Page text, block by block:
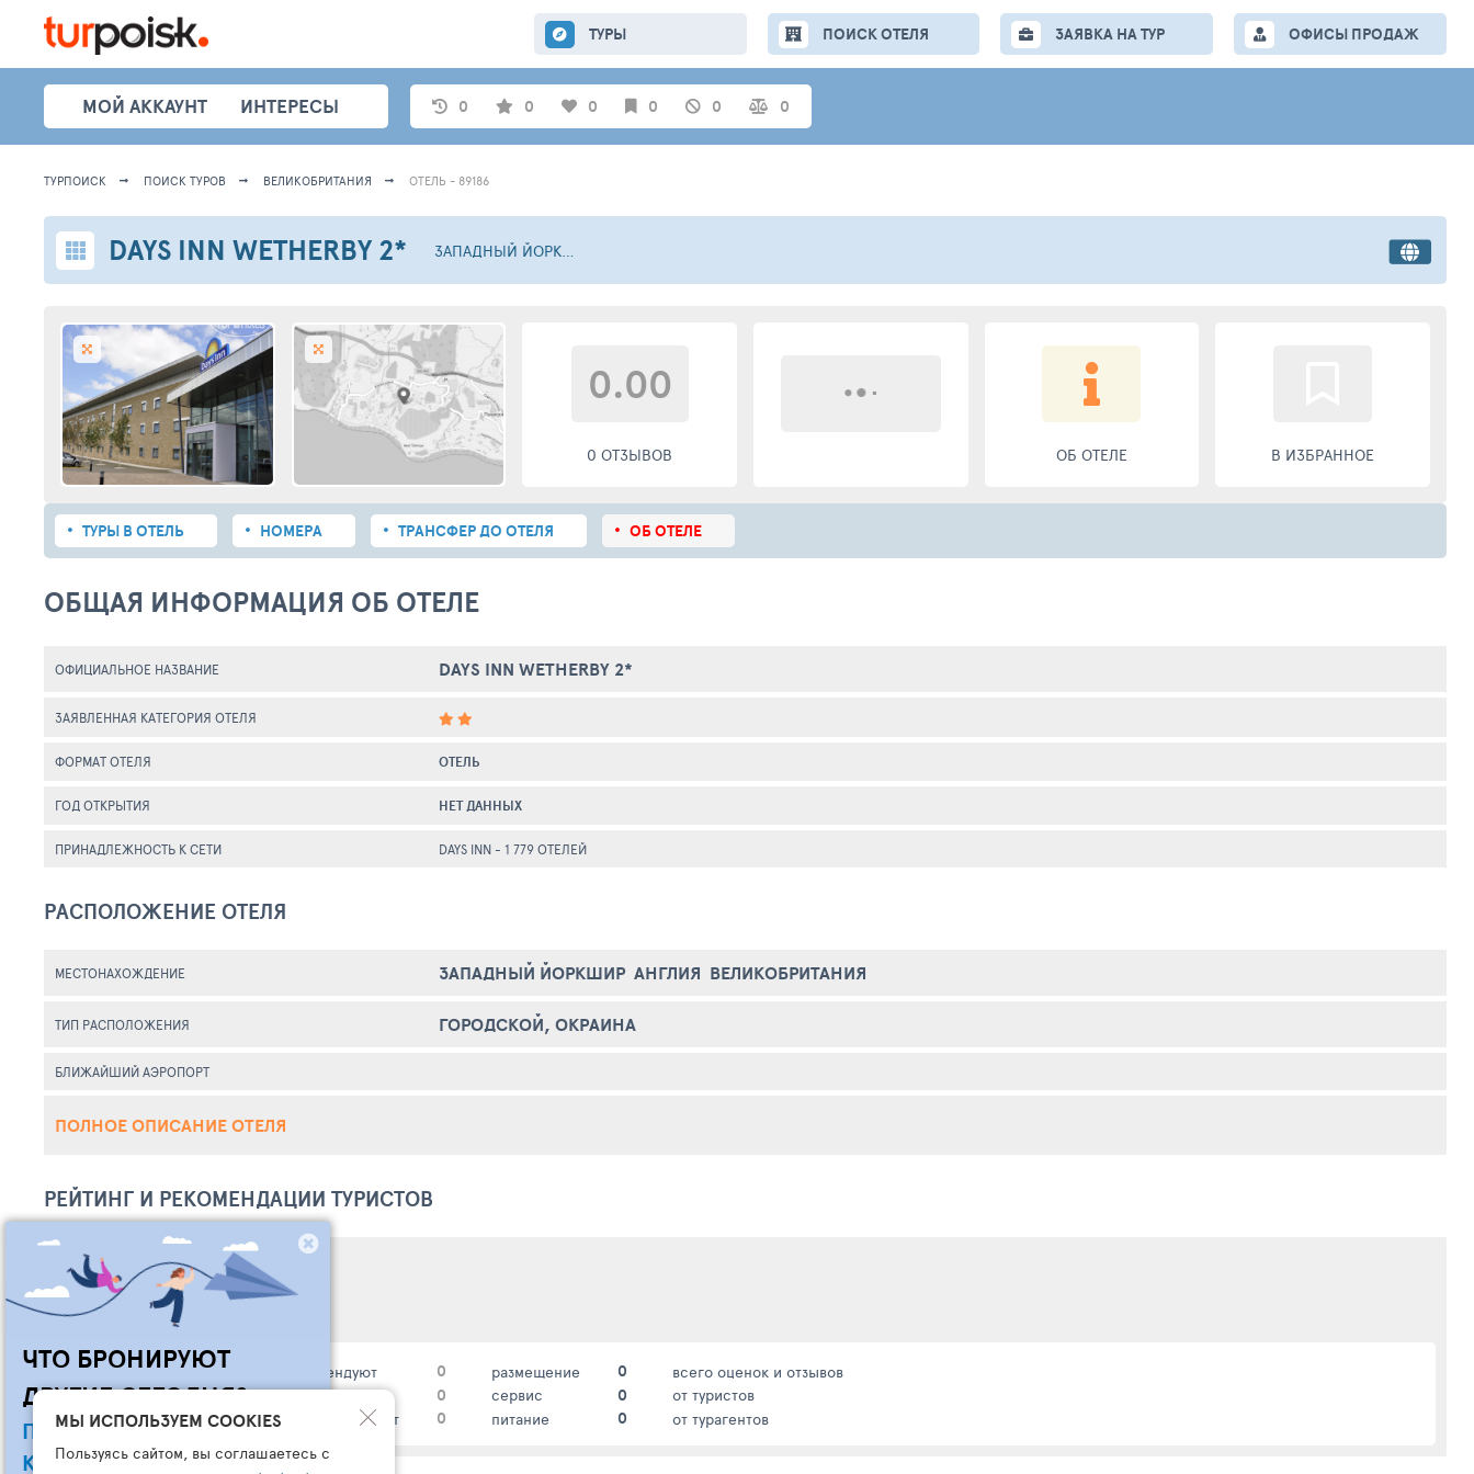
ТУРЫ ПОИСК ОТЕЛЯ ЗАЯВКА НА ТУР ОФИСЫ ПРОДАЖ
МОЙ АККАУНТ ИНТЕРЕСЫ 0 0 0 0 0 0
ТУРПОИСК ПОИСК ТУРОВ ВЕЛИКОБРИТАНИЯ ОТЕЛЬ - 89186
DAYS INN WETHERBY2* ЗАПАДНЫЙ ЙОРКШИР
0.00
0 ОТЗЫВОВ ОБ ОТЕЛЕ В ИЗБРАННОЕ
ТУРЫ В ОТЕЛЬ НОМЕРА ТРАНСФЕР ДО ОТЕЛЯ ОБ ОТЕЛЕ
ОБЩАЯ ИНФОРМАЦИЯ ОБ ОТЕЛЕ
ОФИЦИАЛЬНОЕ НАЗВАНИЕ DAYS INN WETHERBY 2*
ЗАЯВЛЕННАЯ КАТЕГОРИЯ ОТЕЛЯ
ФОРМАТ ОТЕЛЯ ОТЕЛЬ
ГОД ОТКРЫТИЯ НЕТ ДАННЫХ
ПРИНАДЛЕЖНОСТЬ К СЕТИ DAYS INN- 1 779 ОТЕЛЕЙ
РАСПОЛОЖЕНИЕ ОТЕЛЯ
МЕСТОНАХОЖДЕНИЕ ЗАПАДНЫЙ ЙОРКШИР АНГЛИЯ ВЕЛИКОБРИТАНИЯ
ТИП РАСПОЛОЖЕНИЯ ГОРОДСКОЙ, ОКРАИНА
БЛИЖАЙШИЙ АЭРОПОРТ
ПОЛНОЕ ОПИСАНИЕ ОТЕЛЯ
РЕЙТИНГ И РЕКОМЕНДАЦИИ ТУРИСТОВ
0
общий рейтинг*
0%
0 (0%) рекомендуют
0 (0%) воздержались
0 (0%) не рекомендуют
0 размещение
0 сервис
0 питание
0 всего оценок и отзывов
0 от туристов
0 от турагентов
ЧТО БРОНИРУЮТ
ДРУГИЕ СЕГОДНЯ?
ПОДПИШИСЬ НА НАШ
КАНАЛ В ТЕЛЕГРАМ
МЫ ИСПОЛЬЗУЕМ COOKIES
Пользуясь сайтом, вы соглашаетесь с